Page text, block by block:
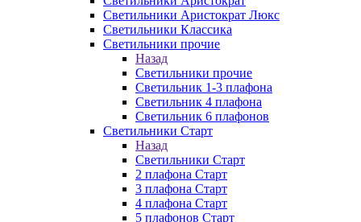
Светильники Аристократ Люкс
Светильники Классика
Светильники прочие
Назад
Светильники прочие
Светильник 1-3 плафона
Светильник 4 плафона
Светильник 6 плафонов
Светильники Старт
Назад
Светильники Старт
2 плафона Старт
3 плафона Старт
4 плафона Старт
5 плафонов Старт